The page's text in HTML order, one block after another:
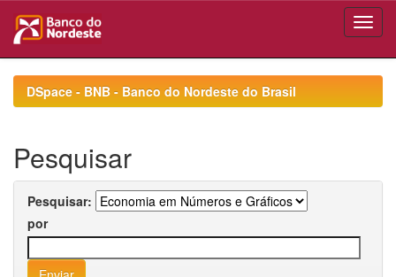
navigationDSpace - BNB - Banco do Nordeste do Brasil
Pesquisar
Pesquisar:
por